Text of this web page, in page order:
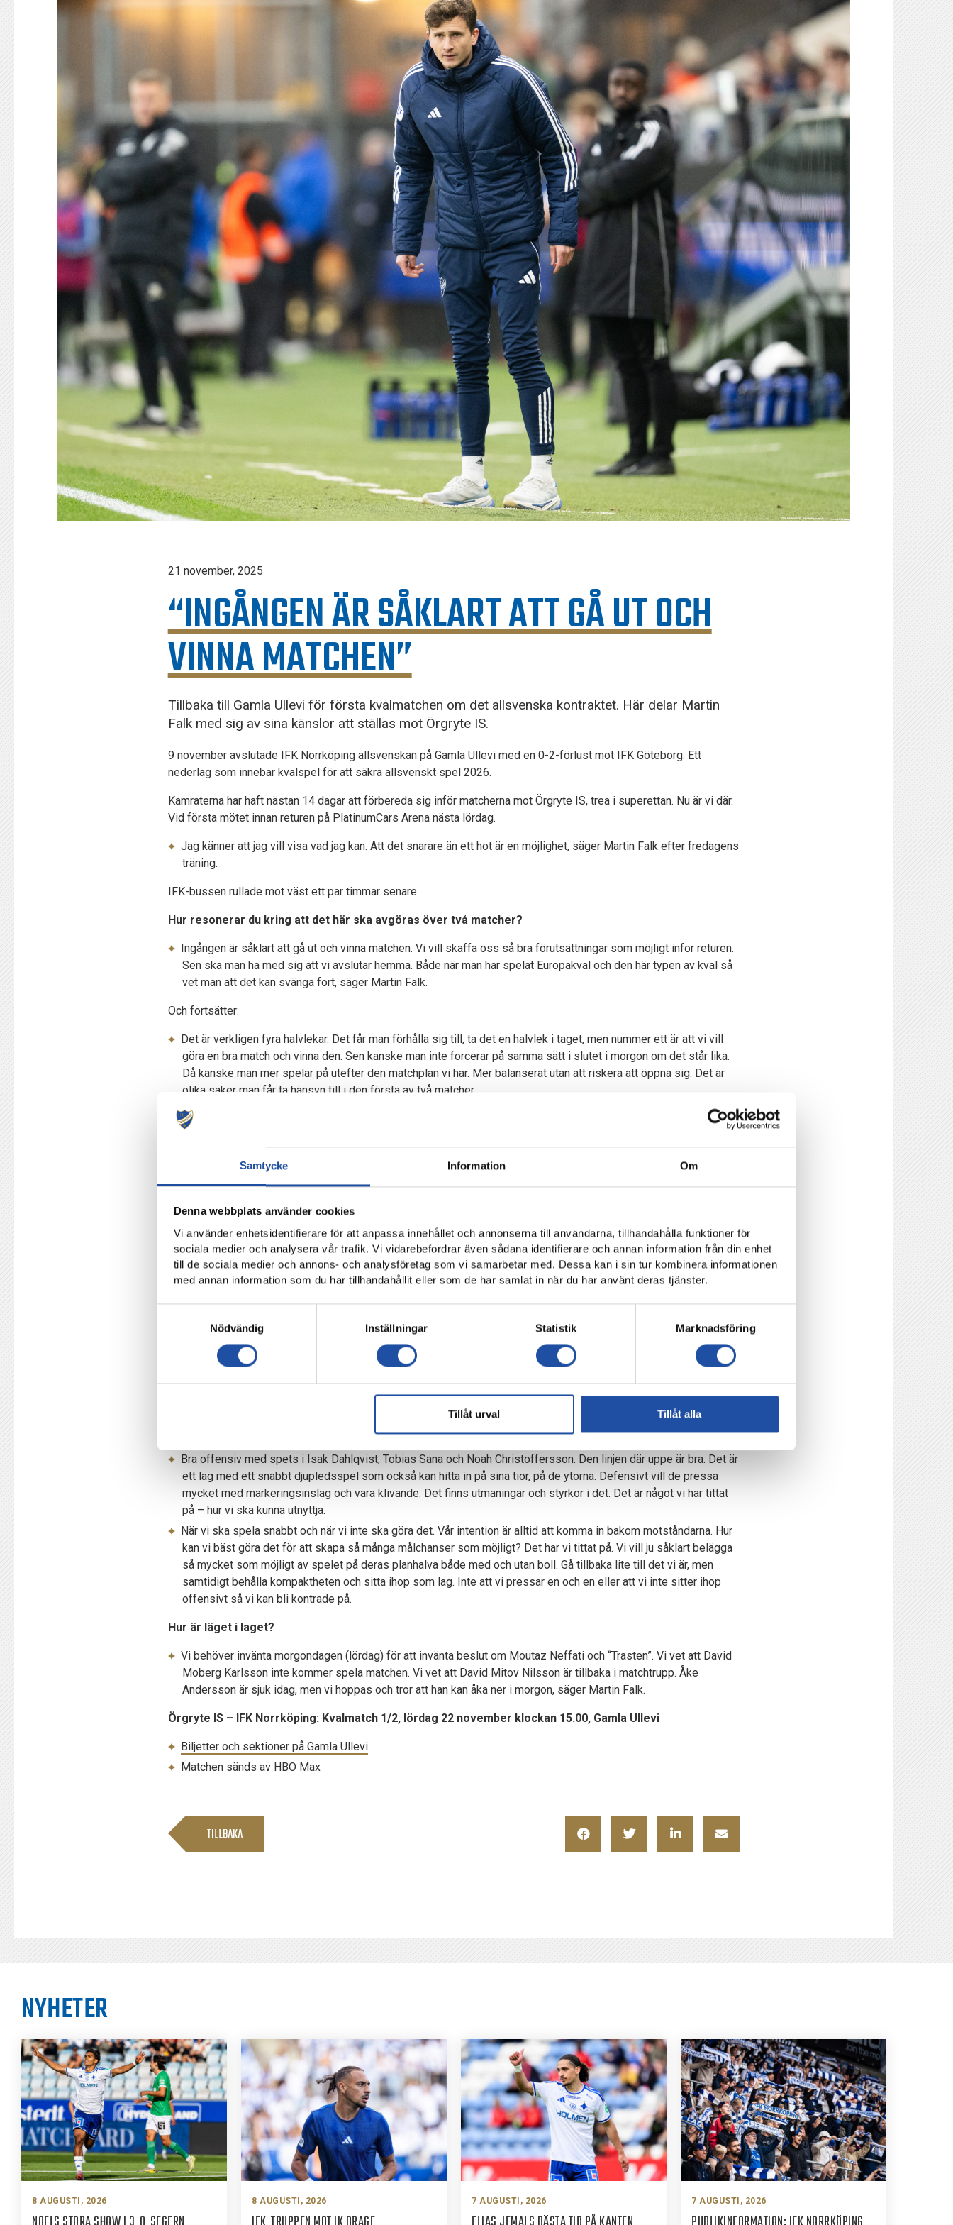
Samtycke Information Om
Denna webbplats använder cookies
Vi använder enhetsidentifierare för att anpassa innehållet och annonserna till användarna, tillhandahålla funktioner för
sociala medier och analysera vår trafik. Vi vidarebefordrar även sådana identifierare och annan information från din enhet
till de sociala medier och annons- och analysföretag som vi samarbetar med. Dessa kan i sin tur kombinera informationen
med annan information som du har tillhandahållit eller som de har samlat in när du har använt deras tjänster.
Nödvändig
Inställningar Statistik Marknadsföring
Tillåt urval Tillåt alla
KONTAKT
21 november, 2025
“INGÅNGEN ÄR SÅKLART ATT GÅ UT OCH
VINNA MATCHEN”
Tillbaka till Gamla Ullevi för första kvalmatchen om det allsvenska kontraktet. Här delar Martin
Falk med sig av sina känslor att ställas mot Örgryte IS.
9 november avslutade IFK Norrköping allsvenskan på Gamla Ullevi med en 0-2-förlust mot IFK Göteborg. Ett
nederlag som innebar kvalspel för att säkra allsvenskt spel 2026.
Kamraterna har haft nästan 14 dagar att förbereda sig inför matcherna mot Örgryte IS, trea i superettan. Nu är vi där.
Vid första mötet innan returen på PlatinumCars Arena nästa lördag.
Jag känner att jag vill visa vad jag kan. Att det snarare än ett hot är en möjlighet, säger Martin Falk efter fredagens
träning.
IFK-bussen rullade mot väst ett par timmar senare.
Hur resonerar du kring att det här ska avgöras över två matcher?
Ingången är såklart att gå ut och vinna matchen. Vi vill skaffa oss så bra förutsättningar som möjligt inför returen.
Sen ska man ha med sig att vi avslutar hemma. Både när man har spelat Europakval och den här typen av kval så
vet man att det kan svänga fort, säger Martin Falk.
Och fortsätter:
Det är verkligen fyra halvlekar. Det får man förhålla sig till, ta det en halvlek i taget, men nummer ett är att vi vill
göra en bra match och vinna den. Sen kanske man inte forcerar på samma sätt i slutet i morgon om det står lika.
Då kanske man mer spelar på utefter den matchplan vi har. Mer balanserat utan att riskera att öppna sig. Det är
olika saker man får ta hänsyn till i den första av två matcher.
När kamratmötet mot Blåvitt satte punkt för Allsvenskan handlade mycket om diskussionen om ett slitet och
Jag har sett lite bilder och planens skick är väl liknande nu som den var då. Vissa delar är mer spelbara än andra.
Vi får vara bra på att anpassa och förhålla oss till underlaget under uppvärmningen och i början av matchen. Vad
säger Martin Falk.
IFK Norrköping har upplevt ett enormt stöd från de egna supportrarna hela året och det blir sannerligen inget
undantag i första kvalmatchen. Drygt 1 100 Peking-supportrar har säkrat sin plats på Gamla Ullevi i skrivande stund.
Det betyder supermycket. Under den här perioden när inte resultaten gått med oss och vi inte har presterat så har
vi haft supportarna med oss i ryggen hela tiden. De har stöttat oss på alla sätt och vis hela vägen. Det kommer
bli extra viktigt i morgon. Det kommer ge massvis med kraft till spelarna att slita de där extra meterna. Att
är där någonstans vi ska börja i morgon – med det hårda arbetet, menar Martin Falk.
Örgryte avslutade Superettan med en dalande formkurva och fick se de allsvenska direktplatserna gå till Kalmar FF
IFK:s ledarstab har haft två veckor på sig att göra en grundlig scouting av göteborgslaget.
Bra offensiv med spets i Isak Dahlqvist, Tobias Sana och Noah Christoffersson. Den linjen där uppe är bra. Det är
ett lag med ett snabbt djupledsspel som också kan hitta in på sina tior, på de ytorna. Defensivt vill de pressa
mycket med markeringsinslag och vara klivande. Det finns utmaningar och styrkor i det. Det är något vi har tittat
på – hur vi ska kunna utnyttja.
När vi ska spela snabbt och när vi inte ska göra det. Vår intention är alltid att komma in bakom motståndarna. Hur
kan vi bäst göra det för att skapa så många målchanser som möjligt? Det har vi tittat på. Vi vill ju såklart belägga
så mycket som möjligt av spelet på deras planhalva både med och utan boll. Gå tillbaka lite till det vi är, men
samtidigt behålla kompaktheten och sitta ihop som lag. Inte att vi pressar en och en eller att vi inte sitter ihop
offensivt så vi kan bli kontrade på.
Hur är läget i laget?
Vi behöver invänta morgondagen (lördag) för att invänta beslut om Moutaz Neffati och “Trasten”. Vi vet att David
Moberg Karlsson inte kommer spela matchen. Vi vet att David Mitov Nilsson är tillbaka i matchtrupp. Åke
Andersson är sjuk idag, men vi hoppas och tror att han kan åka ner i morgon, säger Martin Falk.
Örgryte IS – IFK Norrköping: Kvalmatch 1/2, lördag 22 november klockan 15.00, Gamla Ullevi
Biljetter och sektioner på Gamla Ullevi
Matchen sänds av HBO Max
TILLBAKA
NYHETER
8 AUGUSTI, 2026 8 AUGUSTI, 2026 7 AUGUSTI, 2026 7 AUGUSTI, 2026